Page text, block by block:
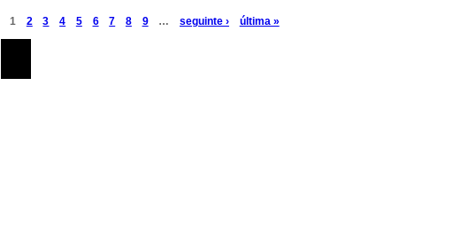
Páginas
1 2 3 4 5 6 7 8 9 … seguinte › última »